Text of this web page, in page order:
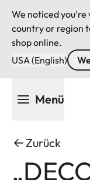
We noticed you're
country or region
shop online.
USA (English)
Menü
Zurück